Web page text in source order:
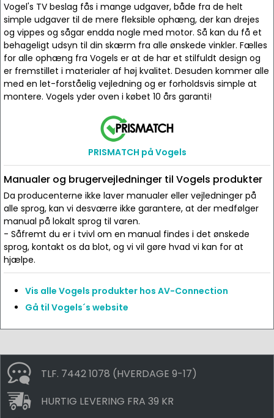
Vogel's TV beslag fås i mange udgaver, både fra de helt
simple udgaver til de mere fleksible ophæng, der kan drejes
og vippes og sågar endda nogle med motor. Så kan du få et
behageligt udsyn til din skærm fra alle ønskede vinkler. Fælles
for alle ophæng fra Vogels er at de har et stilfuldt design og
er fremstillet i materialer af høj kvalitet. Desuden kommer alle
med en let-forståelig vejledning og er forholdsvis simple at
montere. Vogels yder oven i købet 10 års garanti!
PRISMATCH på Vogels
Manualer og brugervejledninger til Vogels produkter
Da producenterne ikke laver manualer eller vejledninger på
alle sprog, kan vi desværre ikke garantere, at der medfølger
manual på lokalt sprog til varen.
- Såfremt du er i tvivl om en manual findes i det ønskede
sprog, kontakt os da blot, og vi vil gøre hvad vi kan for at
hjælpe.
Vis alle Vogels produkter hos AV-Connection
Gå til Vogels´s website
TLF. 7442 1078 (HVERDAGE 9-17)
HURTIG LEVERING FRA 39 KR